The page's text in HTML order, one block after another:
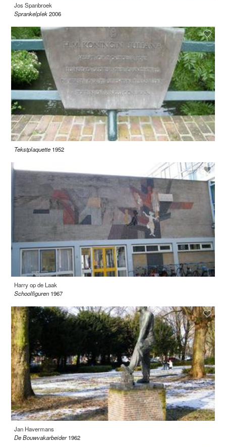
Jos Spanbroek
Sprankelplek2006
Tekstplaquette 1952
Harry op de Laak
Schoolfiguren 1967
Jan Havermans
De Bouwvakarbeider 1962